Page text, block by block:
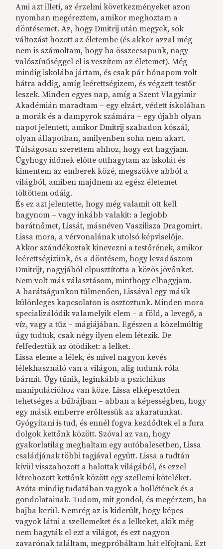
Ami azt illeti, az érzelmi következményeket azon
nyomban megéreztem, amikor meghoztam a
döntésemet. Az, hogy Dmitrij után megyek, sok
változást hozott az életembe (és akkor azzal még
nem is számoltam, hogy ha összecsapunk, nagy
valószínűséggel el is veszítem az életemet). Még
mindig iskolába jártam, és csak pár hónapom volt
hátra addig, amíg leérettségizem, és végzett testőr
leszek. Minden egyes nap, amíg a Szent Vlagyimir
Akadémián maradtam – egy elzárt, védett iskolában
a morák és a dampyrok számára – egy újabb olyan
napot jelentett, amikor Dmitrij szabadon kószál,
olyan állapotban, amilyenben soha nem akart.
Túlságosan szerettem ahhoz, hogy ezt hagyjam.
Úgyhogy időnek előtte otthagytam az iskolát és
kimentem az emberek közé, megszökve abból a
világból, amiben majdnem az egész életemet
töltöttem odáig.
És ez azt jelentette, hogy még valamit ott kell
hagynom – vagy inkább valakit: a legjobb
barátnőmet, Lissát, másnéven Vaszilisza Dragomirt.
Lissa mora, a vérvonalának utolsó képviselője.
Akkor szándékoztak kinevezni a testőrének, amikor
leérettségizünk, és a döntésem, hogy levadászom
Dmitrijt, nagyjából elpusztította a közös jövőnket.
Nem volt más választásom, minthogy elhagyjam.
A barátságunkon túlmenően, Lissával egy másik
különleges kapcsolaton is osztoztunk. Minden mora
specializálódik valamelyik elem – a föld, a levegő, a
víz, vagy a tűz – mágiájában. Egészen a közelmúltig
úgy tudtuk, csak négy ilyen elem létezik. De
felfedeztük az ötödiket: a lelket.
Lissa eleme a lélek, és mivel nagyon kevés
lélekhasználó van a világon, alig tudunk róla
bármit. Úgy tűnik, leginkább a pszichikus
manipulációhoz van köze. Lissa elképesztően
tehetséges a bűbájban – abban a képességben, hogy
egy másik emberre erőltessük az akaratunkat.
Gyógyítani is tud, és ennél fogva kezdődtek el a fura
dolgok kettőnk között. Szóval az van, hogy
gyakorlatilag meghaltam egy autóbalesetben, Lissa
családjának többi tagjával együtt. Lissa a tudtán
kívül visszahozott a halottak világából, és ezzel
létrehozott kettőnk között egy szellemi köteléket.
Azóta mindig tudatában vagyok a hollétének és a
gondolatainak. Tudom, mit gondol, és megérzem, ha
bajba kerül. Nemrég az is kiderült, hogy képes
vagyok látni a szellemeket és a lelkeket, akik még
nem hagyták el ezt a világot, és ezt nagyon
zavarónak találtam, megpróbáltam hát elfojtani. Ezt